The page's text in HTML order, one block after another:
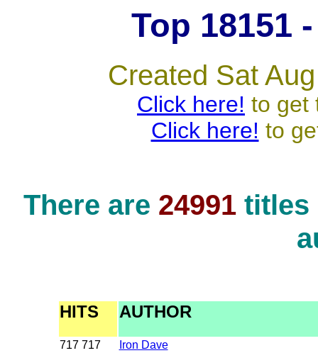
Top 18151
Created Sat
Click here! to get
Click here! to
There are 24991titles
HITS AUTHOR
717 717
Iron Dave